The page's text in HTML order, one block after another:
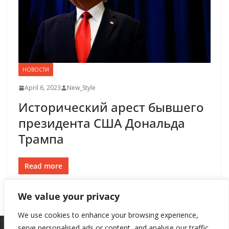
We value your privacy
We use cookies to enhance your browsing experience,
НОВОСТИ
April 6, 2023 New_Style
Исторический арест бывшего
президента США Дональда
Трампа
Read more